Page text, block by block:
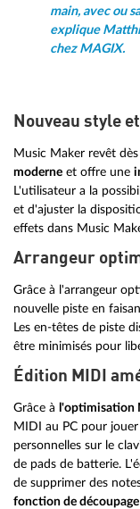
main, avec ou
explique
chez MAGIX.
Nouveau style
Music Maker revêt
moderne et offre une
L'utilisateur a la
et d'ajuster la
effets dans Music
Arrangeur
Grâce à l'arrangeur
nouvelle piste en
Les en-têtes de piste
être minimisés pour
Édition MIDI
Grâce à l'optimisation
MIDI au PC pour
personnelles sur le
de pads de batterie.
de supprimer des
fonction de découpage